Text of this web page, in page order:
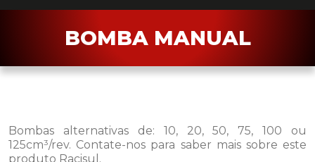
BOMBA MANUAL
Bombas alternativas de: 10, 20, 50, 75, 100 ou
125cm³/rev. Contate-nos para saber mais sobre este
produto Racisul.